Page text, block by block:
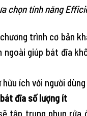
chọn tính năng
trình cơ bản
ngoài giúp bát đĩa
ích với người
đĩa số lượng ít
tập trung phun rửa